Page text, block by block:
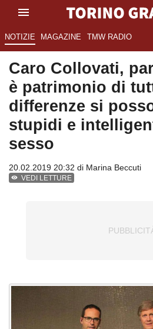
NOTIZIE MAGAZINE TMW RADIO
Caro Collovati,
è patrimonio di
differenze si
stupidi e
sesso
20.02.2019 20:32 di Marina Beccuti
VEDI LETTURE